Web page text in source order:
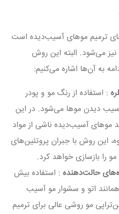
ترمیم موهای آسیب‌دیده است
می‌شود. البته این روش
به آن‌ها اشاره می‌کنیم:
: استفاده از رنگ مو و پودر
دیدن موها می‌شود. در این
موهای آسیب‌دیده ناشی از مواد
این روش با جبران پروتئین‌های
را بازسازی خواهد کرد.
حالت‌دهنده : استفاده بیش
همانند اتو و سشوار مو آسیب
مو روشی عالی برای ترمیم